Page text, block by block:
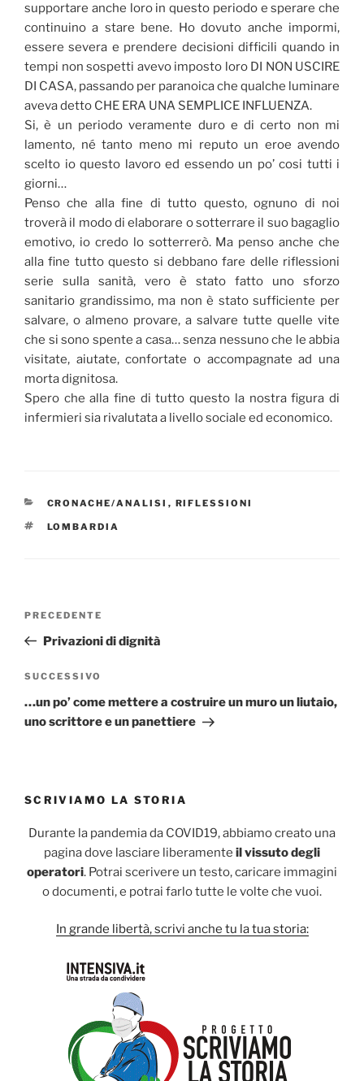
supportare anche loro in questo periodo e sperare che
continuino a stare bene. Ho dovuto anche impormi,
essere severa e prendere decisioni difficili quando in
tempi non sospetti avevo imposto loro DI NON USCIRE
DI CASA, passando per paranoica che qualche luminare
aveva detto CHE ERA UNA SEMPLICE INFLUENZA.
Si, è un periodo veramente duro e di certo non mi
lamento, né tanto meno mi reputo un eroe avendo
scelto io questo lavoro ed essendo un po’ cosi tutti i
giorni…
Penso che alla fine di tutto questo, ognuno di noi
troverà il modo di elaborare o sotterrare il suo bagaglio
emotivo, io credo lo sotterrerò. Ma penso anche che
alla fine tutto questo si debbano fare delle riflessioni
serie sulla sanità, vero è stato fatto uno sforzo
sanitario grandissimo, ma non è stato sufficiente per
salvare, o almeno provare, a salvare tutte quelle vite
che si sono spente a casa… senza nessuno che le abbia
visitate, aiutate, confortate o accompagnate ad una
morta dignitosa.
Spero che alla fine di tutto questo la nostra figura di
infermieri sia rivalutata a livello sociale ed economico.
CATEGORIE
CRONACHE/ANALISI , RIFLESSIONI
TAG
LOMBARDIA
Articolo
precedente:
PRECEDENTE
Privazioni di dignità
Articolo
successivo
SUCCESSIVO
…un po’ come mettere a costruire un muro un liutaio,
uno scrittore e un panettiere
SCRIVIAMO LA STORIA
Durante la pandemia da COVID19, abbiamo creato una
pagina dove lasciare liberamente il vissuto degli
operatori. Potrai scerivere un testo, caricare immagini
o documenti, e potrai farlo tutte le volte che vuoi.
In grande libertà, scrivi anche tu la tua storia: